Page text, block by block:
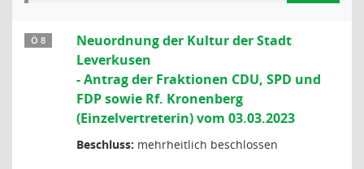
Ö 8
Neuordnung der Kultur der Stadt
Leverkusen
- Antrag der Fraktionen CDU, SPD und
FDP sowie Rf. Kronenberg
(Einzelvertreterin) vom 03.03.2023
Beschluss: mehrheitlich beschlossen